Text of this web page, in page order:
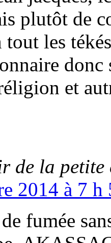
plutôt de
les
donc
et
de la petite
2014 à 7
fumée